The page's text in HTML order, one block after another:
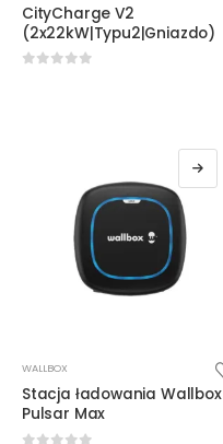
wiele
wariantów.
Opcje
produktu
CityCharge V2
(2x22kW|Typu2|Gniazdo)
ma
wiele
WALLBOX
Stacja ładowania Wallbox
Pulsar Max